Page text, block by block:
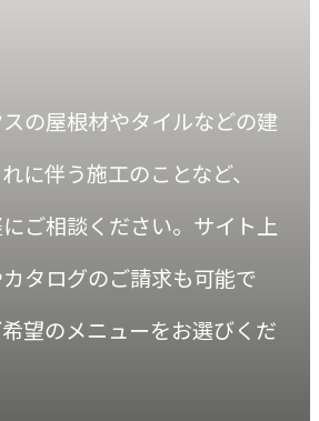
の屋根材やタイルなどの建
に伴う施工のことなど、
ご相談ください。サイト上
タログのご請求も可能で
望のメニューをお選びくだ